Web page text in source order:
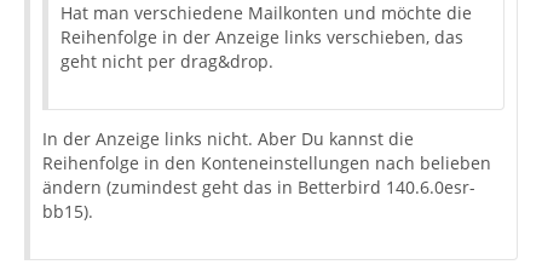
Hat man verschiedene Mailkonten und möchte die
Reihenfolge in der Anzeige links verschieben, das
geht nicht per drag&drop.
In der Anzeige links nicht. Aber Du kannst die
Reihenfolge in den Konteneinstellungen nach belieben
ändern (zumindest geht das in Betterbird 140.6.0esr-
bb15).